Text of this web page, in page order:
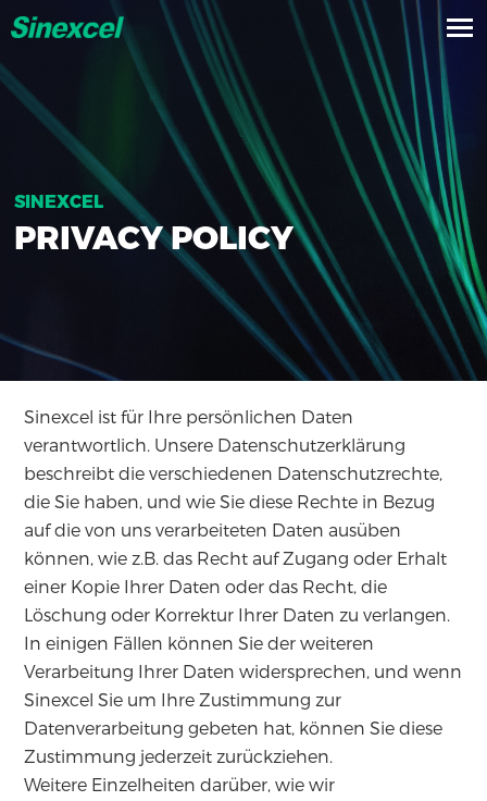
SINEXCEL
PRIVACY POLICY
Sinexcel ist für Ihre persönlichen Daten
verantwortlich. Unsere Datenschutzerklärung
beschreibt die verschiedenen Datenschutzrechte,
die Sie haben, und wie Sie diese Rechte in Bezug
auf die von uns verarbeiteten Daten ausüben
können, wie z.B. das Recht auf Zugang oder Erhalt
einer Kopie Ihrer Daten oder das Recht, die
Löschung oder Korrektur Ihrer Daten zu verlangen.
In einigen Fällen können Sie der weiteren
Verarbeitung Ihrer Daten widersprechen, und wenn
Sinexcel Sie um Ihre Zustimmung zur
Datenverarbeitung gebeten hat, können Sie diese
Zustimmung jederzeit zurückziehen.
Weitere Einzelheiten darüber, wie wir